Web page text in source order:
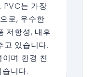
PVC는 가장
로, 우수한
저항성, 내후
고 있습니다.
며 환경 친
니다.